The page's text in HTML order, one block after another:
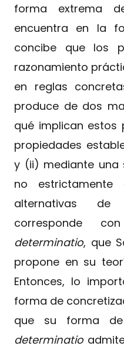
forma extrema
encuentra en la
concibe que los
razonamiento
en reglas
produce de dos
qué implican estos
propiedades
y (ii) mediante una
no estrictamente
alternativas de
corresponde
determinatio, que
propone en su
Entonces, lo
forma de
que su forma de
determinatio